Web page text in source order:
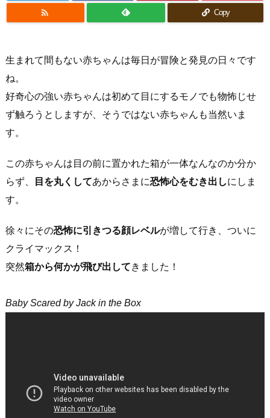
 Copy
生まれて間もない赤ちゃんは毎日が冒険と発見の日々です
ね。
好奇心の強い赤ちゃんは初めて目にするモノでも物怖じせ
ず触ろうとしますが、そうではない赤ちゃんも当然いま
す。
この赤ちゃんは目の前に置かれた箱が一体なんなのか分か
らず、
目を丸くしてあからさまに恐怖心をむき出しにしま
す。
徐々にその恐怖に引きつる顔レベルが増して行き、ついに
クライマックス！
突然箱から何かが飛び出してきました！
Baby Scared by Jack in the Box